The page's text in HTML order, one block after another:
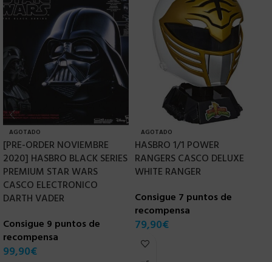
AGOTADO
[PRE-ORDER NOVIEMBRE
2020] HASBRO BLACK SERIES
PREMIUM STAR WARS
CASCO ELECTRONICO
DARTH VADER
Consigue 9 puntos de
recompensa
99,90€
AGOTADO
HASBRO 1/1 POWER
RANGERS CASCO DELUXE
WHITE RANGER
Consigue 7 puntos de
recompensa
79,90€